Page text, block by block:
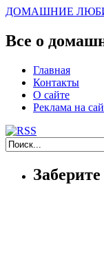
ДОМАШНИЕ
Все о
Главная
Контакты
О сайте
Реклама на